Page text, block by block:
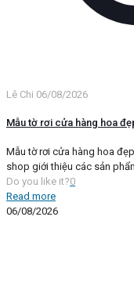
Lê Chi 06/08/2026
Mẫu tờ rơi cửa hàng hoa
Mẫu tờ rơi cửa hàng hoa
shop giới thiệu các sản
Do you like it?0
Read more
06/08/2026